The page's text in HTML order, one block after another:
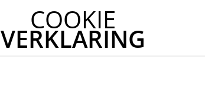
COOKIE
VERKLARING